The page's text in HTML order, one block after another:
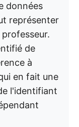
données
représenter
de
à
en fait une
l'identifiant